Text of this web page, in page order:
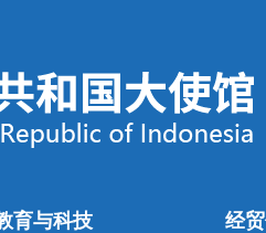
育与科技 经